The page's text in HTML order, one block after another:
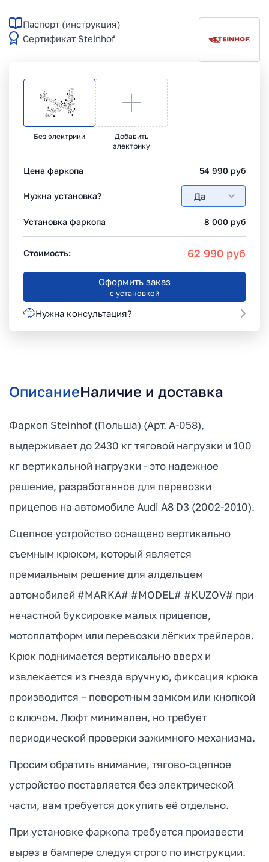
Паспорт (инструкция)
Сертификат Steinhof
Без электрики
Добавить
электрику
Цена фаркопа 54 990 руб
Нужна установка? Да
Установка фаркопа 8 000 руб
Стоимость: 62 990 руб
Оформить заказ
с установкой
Нужна консультация?
ОписаниеНаличие и доставка
Фаркоп Steinhof (Польша) (Арт. A-058),
выдерживает до 2430 кг тяговой нагрузки и 100
кг вертикальной нагрузки - это надежное
решение, разработанное для перевозки
прицепов на автомобиле Audi A8 D3 (2002-2010).
Сцепное устройство оснащено вертикально
съемным крюком, который является
премиальным решение для алдельцем
автомобилей #MARKA# #MODEL# #KUZOV# при
нечастной буксировке малых прицепов,
мотоплатформ или перевозки лёгких трейлеров.
Крюк поднимается вертикально вверх и
извлекается из гнезда вручную, фиксация крюка
производится – поворотным замком или кнопкой
с ключом. Люфт минимален, но требует
периодической проверки зажимного механизма.
Просим обратить внимание, тягово-сцепное
устройство поставляется без электрической
части, вам требуется докупить её отдельно.
При установке фаркопа требуется произвести
вырез в бампере следуя строго по инструкции.